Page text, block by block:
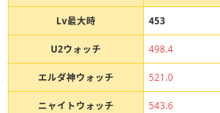
Lv最大時 453
U2ウォッチ 498.4
エルダ神ウォッチ 521.0
ニャイトウォッチ 543.6